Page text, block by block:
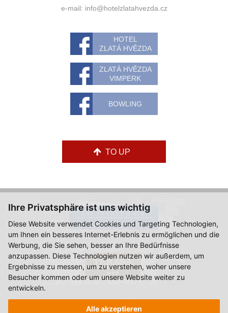
Ihre Privatsphäre ist uns wichtig
Diese Website verwendet Cookies und Targeting Technologien,
um Ihnen ein besseres Internet-Erlebnis zu ermöglichen und die
Werbung, die Sie sehen, besser an Ihre Bedürfnisse
anzupassen. Diese Technologien nutzen wir außerdem, um
Ergebnisse zu messen, um zu verstehen, woher unsere
Besucher kommen oder um unsere Website weiter zu
entwickeln.
Alle akzeptieren
e-mail: info@hotelzlatahvezda.cz
HOTEL
ZLATÁ HVĚZDA
ZLATÁ HVĚZDA
VIMPERK
BOWLING
TO UP